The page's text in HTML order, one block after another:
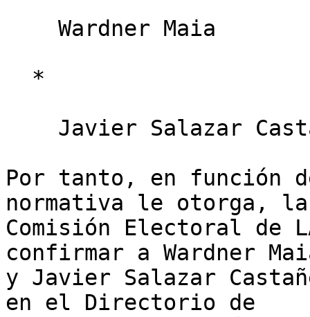
Por tanto, en función
normativa le otorga,
Comisión Electoral de
confirmar a Wardner
y Javier Salazar
en el Directorio de